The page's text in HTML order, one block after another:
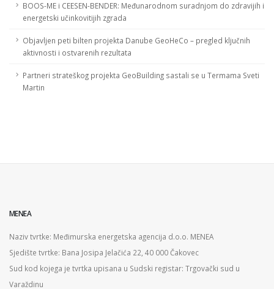
BOOS-ME i CEESEN-BENDER: Međunarodnom suradnjom do zdravijih i
energetski učinkovitijih zgrada
Objavljen peti bilten projekta Danube GeoHeCo – pregled ključnih
aktivnosti i ostvarenih rezultata
Partneri strateškog projekta GeoBuilding sastali se u Termama Sveti
Martin
MENEA
Naziv tvrtke: Međimurska energetska agencija d.o.o. MENEA
Sjedište tvrtke: Bana Josipa Jelačića 22, 40 000 Čakovec
Sud kod kojega je tvrtka upisana u Sudski registar: Trgovački sud u
Varaždinu